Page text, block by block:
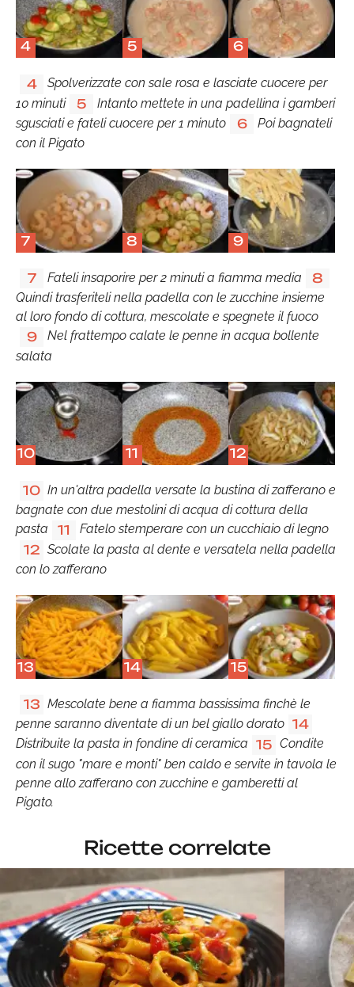
4 5 6
4
Spolverizzate con sale rosa e lasciate cuocere per
10 minuti
5
Intanto mettete in una padellina i gamberi
sgusciati e fateli cuocere per 1 minuto
6
Poi bagnateli
con il Pigato
7 8 9
7 Fateli insaporire per 2 minuti a fiamma media 8
Quindi trasferiteli nella padella con le zucchine insieme
al loro fondo di cottura, mescolate e spegnete il fuoco
9
Nel frattempo calate le penne in acqua bollente
salata
10 11 12
10 In un'altra padella versate la bustina di zafferano e
bagnate con due mestolini di acqua di cottura della
pasta
11 Fatelo stemperare con un cucchiaio di legno
12 Scolate la pasta al dente e versatela nella padella
con lo zafferano
13 14 15
13 Mescolate bene a fiamma bassissima finchè le
penne saranno diventate di un bel giallo dorato 14
Distribuite la pasta in fondine di ceramica 15 Condite
con il sugo "mare e monti" ben caldo e servite in tavola le
penne allo zafferano con zucchine e gamberetti al
Pigato.
Ricette correlate